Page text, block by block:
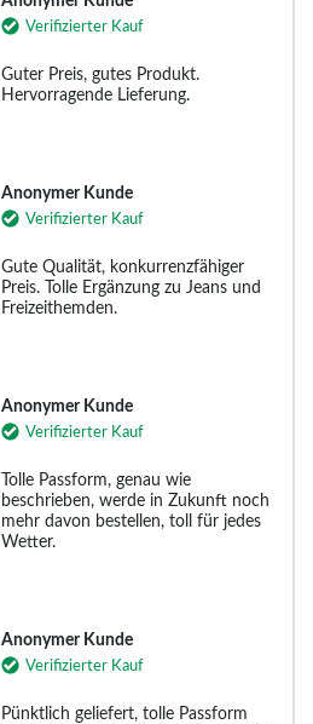
Verifizierter Kauf
Guter Preis, gutes Produkt.
Hervorragende Lieferung.
Anonymer Kunde
Verifizierter Kauf
Gute Qualität, konkurrenzfähiger
Preis. Tolle Ergänzung zu Jeans und
Freizeithemden.
Anonymer Kunde
Verifizierter Kauf
Tolle Passform, genau wie
beschrieben, werde in Zukunft noch
mehr davon bestellen, toll für jedes
Wetter.
Anonymer Kunde
Verifizierter Kauf
Pünktlich geliefert, tolle Passform